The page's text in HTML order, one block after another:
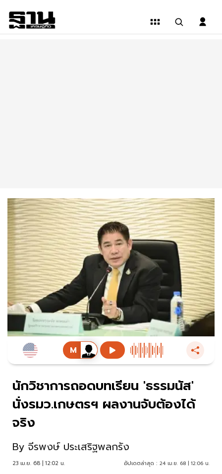
นักวิชาการถอดบทเรียน 'ธรรมนัส'
นั่งรมว.เกษตรฯ ผลงานจับต้องได้
จริง
By จีรพงษ์ ประเสริฐพลกรัง
23 เม.ย. 68 | 12:02 น. อัปเดตล่าสุด : 24 เม.ย. 68 | 12:06 น.